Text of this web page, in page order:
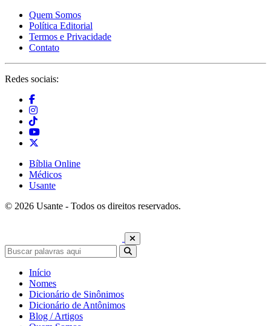
Quem Somos
Política Editorial
Termos e Privacidade
Contato
Redes sociais:
Bíblia Online
Médicos
Usante
© 2026 Usante - Todos os direitos reservados.
Início
Nomes
Dicionário de Sinônimos
Dicionário de Antônimos
Blog / Artigos